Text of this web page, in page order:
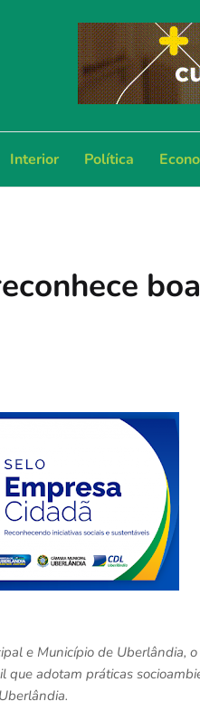
Interior Política
e Município de Uberlândia,
que adotam práticas